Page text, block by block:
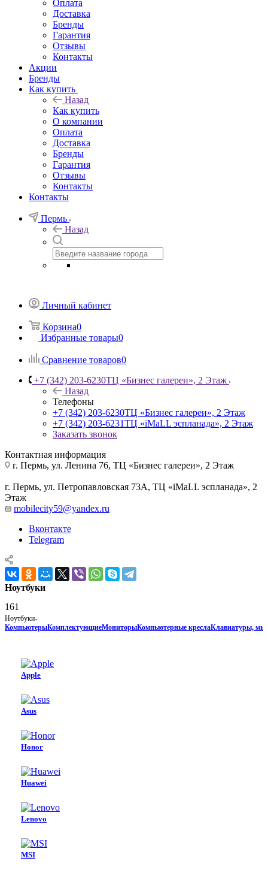
Оплата
Доставка
Бренды
Гарантия
Отзывы
Контакты
Акции
Бренды
Как купить
Назад
Как купить
О компании
Оплата
Доставка
Бренды
Гарантия
Отзывы
Контакты
Контакты
Пермь
Назад
Личный кабинет
Корзина0
Избранные товары0
Сравнение товаров0
+7 (342) 203-6230ТЦ «Бизнес галереи», 2 Этаж
Назад
Телефоны
+7 (342) 203-6230ТЦ «Бизнес галереи», 2 Этаж
+7 (342) 203-6231ТЦ «iMaLL эспланада», 2 Этаж
Заказать звонок
Контактная информация
г. Пермь, ул. Ленина 76, ТЦ «Бизнес галереи», 2 Этаж
г. Пермь, ул. Петропавловская 73А, ТЦ «iMaLL эспланада», 2
Этаж
mobilecity59@yandex.ru
Вконтакте
Telegram
Ноутбуки
161
Ноутбуки
КомпьютерыКомплектующиеМониторыКомпьютерные креслаКлавиатуры,
Apple
Asus
Honor
Huawei
Lenovo
MSI